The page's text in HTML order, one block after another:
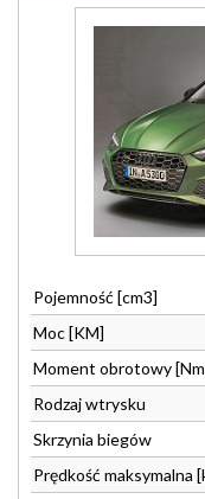
Pojemność [cm3]
Moc [KM]
Moment obrotowy
Rodzaj wtrysku
Skrzynia biegów
Prędkość maksymalna